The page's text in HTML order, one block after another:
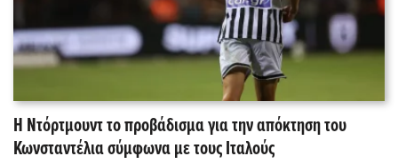
Η Ντόρτμουντ το προβάδισμα για την απόκτηση του
Κωνσταντέλια σύμφωνα με τους Ιταλούς